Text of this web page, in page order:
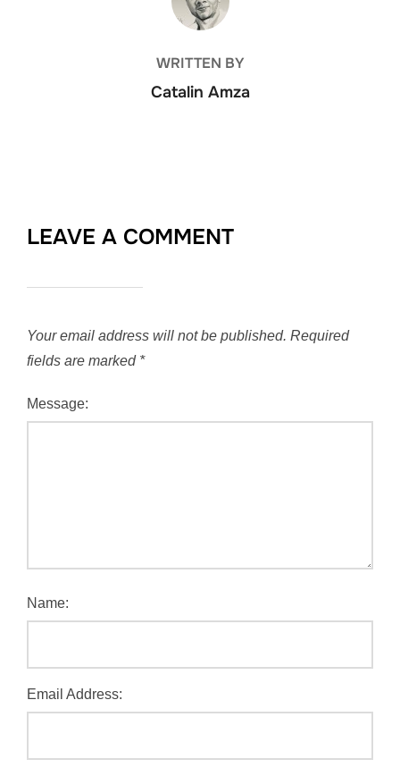
WRITTEN BY
Catalin Amza
LEAVE A COMMENT
Your email address will not be published. Required
fields are marked *
Message:
Name:
Email Address: